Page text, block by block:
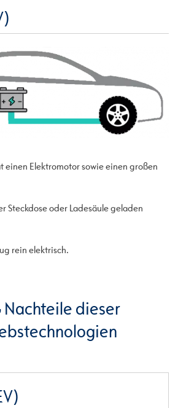
einen Elektromotor sowie einen großen
Steckdose oder Ladesäule geladen
rein elektrisch.
Nachteile dieser